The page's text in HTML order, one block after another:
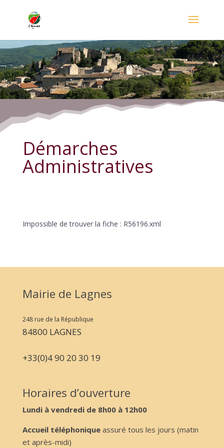
Démarches Administratives
Démarches
Administratives
Impossible de trouver la fiche : R56196.xml
Mairie de Lagnes
248 rue de la République
84800 LAGNES
+33(0)4 90 20 30 19
Horaires d’ouverture
Lundi à vendredi de 8h00 à 12h00
Accueil téléphoniqueassuré tous les jours (matin
et après-midi)